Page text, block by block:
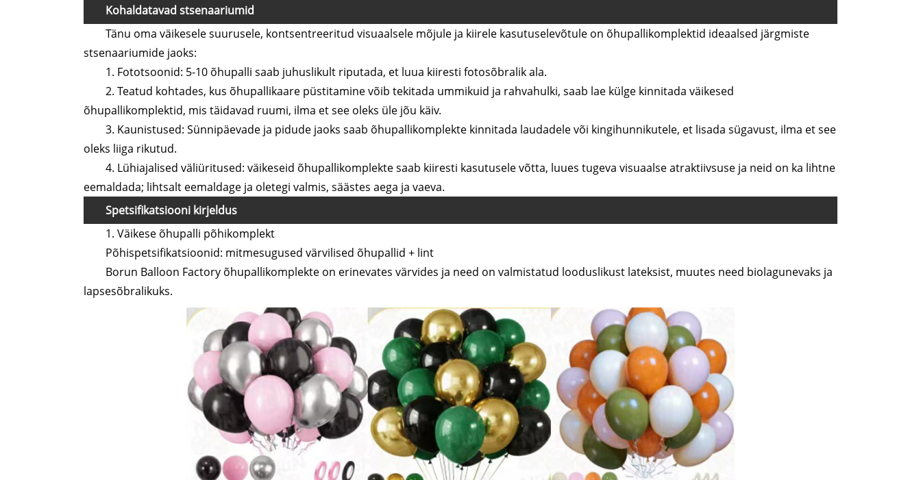
Kohaldatavad stsenaariumid
Tänu oma väikesele suurusele, kontsentreeritud visuaalsele mõjule ja kiirele kasutuselevõtule on õhupallikomplektid ideaalsed järgmiste
stsenaariumide jaoks:
1. Fototsoonid: 5-10 õhupalli saab juhuslikult riputada, et luua kiiresti fotosõbralik ala.
2. Teatud kohtades, kus õhupallikaare püstitamine võib tekitada ummikuid ja rahvahulki, saab lae külge kinnitada väikesed
õhupallikomplektid, mis täidavad ruumi, ilma et see oleks üle jõu käiv.
3. Kaunistused: Sünnipäevade ja pidude jaoks saab õhupallikomplekte kinnitada laudadele või kingihunnikutele, et lisada sügavust, ilma et see
oleks liiga rikutud.
4. Lühiajalised väliüritused: väikeseid õhupallikomplekte saab kiiresti kasutusele võtta, luues tugeva visuaalse atraktiivsuse ja neid on ka lihtne
eemaldada; lihtsalt eemaldage ja oletegi valmis, säästes aega ja vaeva.
Spetsifikatsiooni kirjeldus
1. Väikese õhupalli põhikomplekt
Põhispetsifikatsioonid: mitmesugused värvilised õhupallid + lint
Borun Balloon Factory õhupallikomplekte on erinevates värvides ja need on valmistatud looduslikust lateksist, muutes need biolagunevaks ja
lapsesõbralikuks.